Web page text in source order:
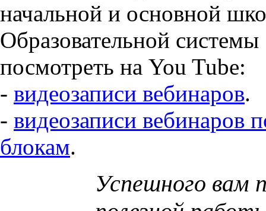
начальной и основной
Образовательной
посмотреть на You Tube:
- видеозаписи вебинаров.
- видеозаписи вебинаров
блокам.
Успешного вам